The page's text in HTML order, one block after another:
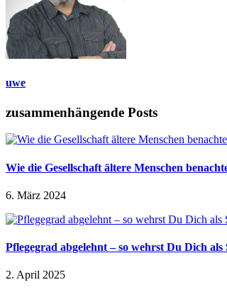
uwe
zusammenhängende Posts
Wie die Gesellschaft ältere Menschen
6. März 2024
Pflegegrad abgelehnt – so wehrst Du Dich als
2. April 2025